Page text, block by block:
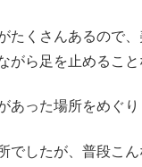
たくさんあるので
がら足を止めること
あった場所をめぐり
でしたが、普段こ